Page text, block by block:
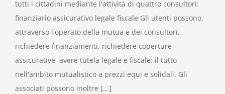
tutti i cittadini mediante l'attività di quattro consultori:
finanziario assicurativo legale fiscale Gli utenti possono,
attraverso l'operato della mutua e dei consultori,
richiedere finanziamenti, richiedere coperture
assicurative, avere tutela legale e fiscale; il tutto
nell'ambito mutualistico a prezzi equi e solidali. Gli
associati possono inoltre [...]